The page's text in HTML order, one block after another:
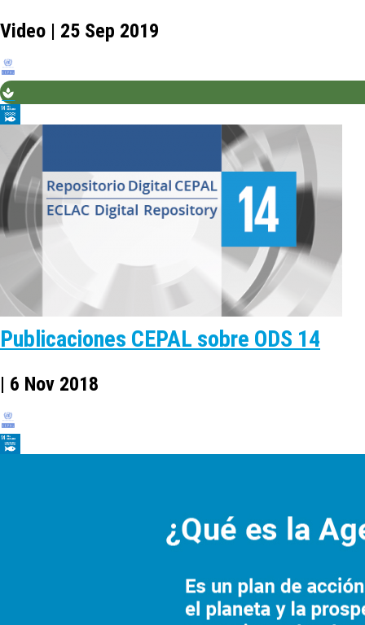
Video | 25 Sep 2019
Publicaciones CEPAL sobre ODS 14
| 6 Nov 2018